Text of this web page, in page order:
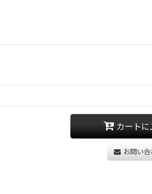
カートに
お問い合